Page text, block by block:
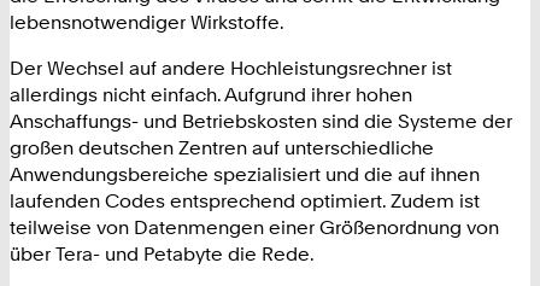
lebensnotwendiger Wirkstoffe.
Der Wechsel auf andere Hochleistungsrechner ist
allerdings nicht einfach. Aufgrund ihrer hohen
Anschaffungs- und Betriebskosten sind die Systeme der
großen deutschen Zentren auf unterschiedliche
Anwendungsbereiche spezialisiert und die auf ihnen
laufenden Codes entsprechend optimiert. Zudem ist
teilweise von Datenmengen einer Größenordnung von
über Tera- und Petabyte die Rede.